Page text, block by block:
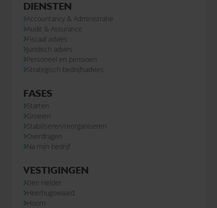
DIENSTEN
Accountancy & Administratie
Audit & Assurance
Fiscaal advies
Juridisch advies
Personeel en pensioen
Strategisch bedrijfsadvies
FASES
Starten
Groeien
Stabiliseren/reorganiseren
Overdragen
Na mijn bedrijf
VESTIGINGEN
Den Helder
Heerhugowaard
Hoorn